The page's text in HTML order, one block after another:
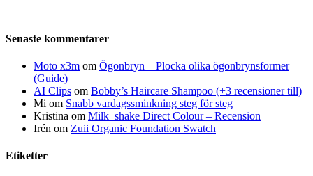
Senaste kommentarer
Moto x3m om Ögonbryn – Plocka olika ögonbrynsformer
(Guide)
AI Clips om Bobby’s Haircare Shampoo (+3 recensioner till)
Mi om Snabb vardagssminkning steg för steg
Kristina om Milk_shake Direct Colour – Recension
Irén om Zuii Organic Foundation Swatch
Etiketter